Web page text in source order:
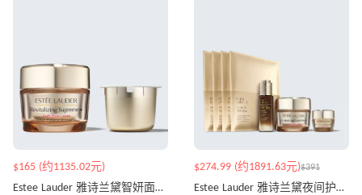
$165 (约1135.02元)
Estee Lauder 雅诗兰黛智妍面霜+补充装套装
$274.99 (约1891.63元)$391
Estee Lauder 雅诗兰黛夜间护肤豪华套装